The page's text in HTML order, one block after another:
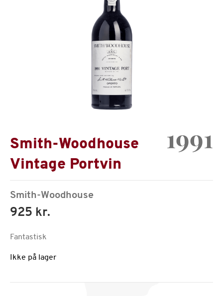
Portvinshuse
Smith-Woodhouse
Vintage Portvin
1991
Smith-Woodhouse
925 kr.
Fantastisk
Ikke på lager